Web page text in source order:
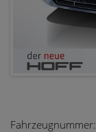
Fahrzeugnummer: